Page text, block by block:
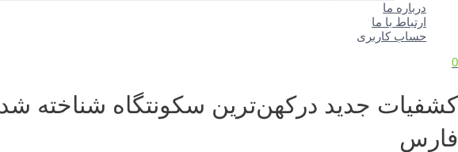
درباره ما
ارتباط با ما
حساب کاربری
0
کشفیات جدید درکهن‌ترین سکونتگاه شناخته
فارس